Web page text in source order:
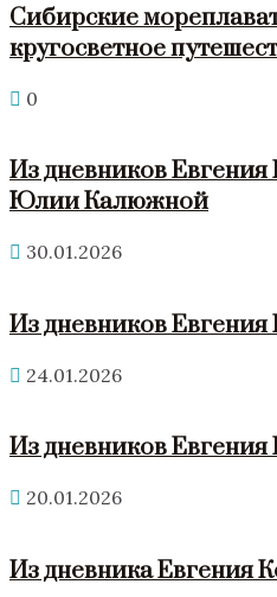
Сибирские
кругосветное
0
Из дневников Евгения
Юлии Калюжной
30.01.2026
Из дневников Евгения
24.01.2026
Из дневников Евгения
20.01.2026
Из дневника Евгения